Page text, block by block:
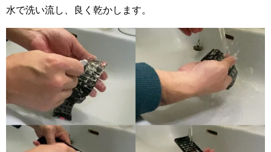
水で洗い流し、良く乾かします。